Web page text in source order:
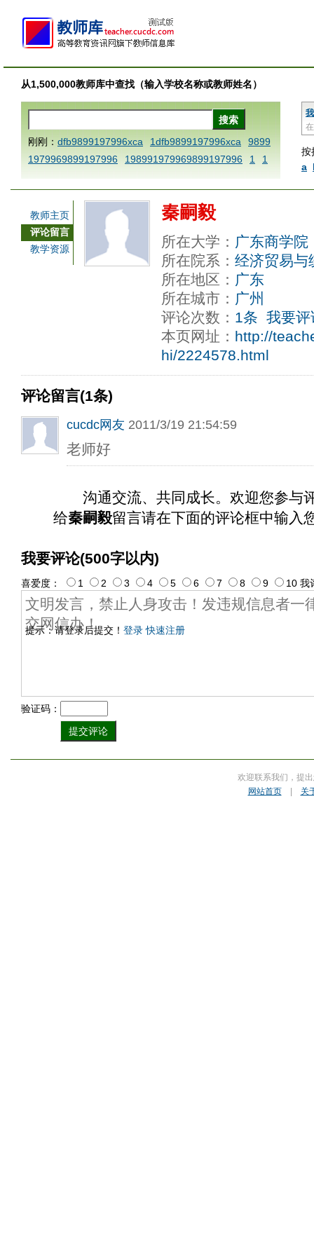
从1,500,000教师库中查找（输入学校名称或教师姓名）
按
a
刚刚： dfb9899197996xca 1dfb9899197996xca
9899
1979969899197996
198991979969899197996 1
1
AAABBBCCCdefine blablaenddefine dfbxyzendtemplat
a
1dfbmath key98991 methodmultiply operand97996x
ca
1dfbsetx9899197996xxca
3
1dfbzzzzzzzzbbbccccdddeeexcareplacezo
1printdf
b 9899197996 xca
AAABBBCCCdefine blablaenddefin
e dfbxyzendtemplate dfbCCCBBBAAA
dfb
dfb989919
dfbmath key98991 methodmulti
dfbsetx9899197996xxca
教师主页
评论留言
教学资源
秦嗣毅
所在大学： 广东商学院
所在院系： 经济贸易与
所在地区： 广东
所在城市： 广州
评论次数： 1条 我要评
本页网址： http://
hi/2224578.html
评论留言(1条)
cucdc网友 2011/3/19 21:54:59
老师好
沟通交流、共同成长。欢迎您参与
给秦嗣毅留言请在下面的评论框中输入
我要评论(500字以内)
提示：请登录后提交！ 登录 快速注册
喜爱度： 1 2 3 4 5 6 7 8 9 10 我
验证码：
欢迎联系我们，提
网站首页| 关